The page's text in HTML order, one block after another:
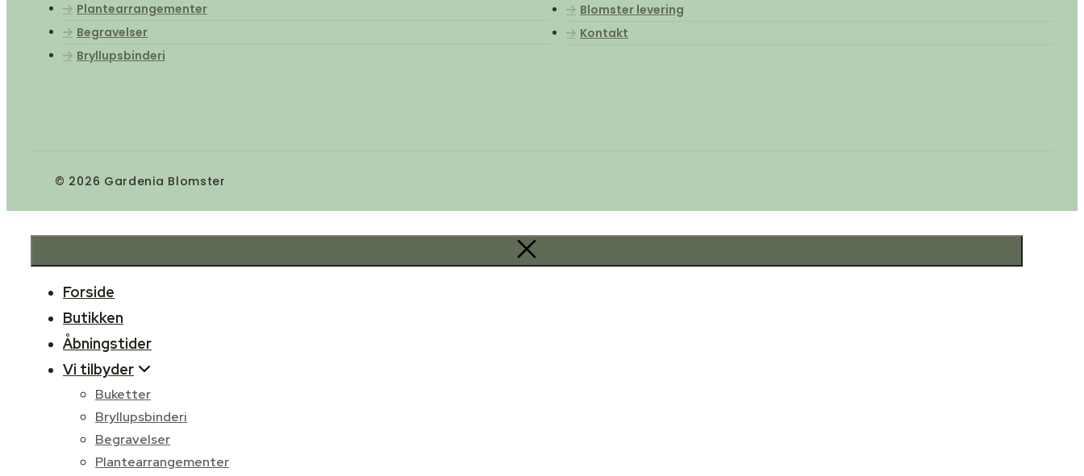
Plantearrangementer
Begravelser
Bryllupsbinderi
Blomster levering
Kontakt
© 2026 Gardenia Blomster
Forside
Butikken
Åbningstider
Vi tilbyder
Buketter
Bryllupsbinderi
Begravelser
Plantearrangementer